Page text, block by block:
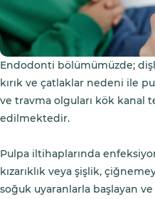
Endodonti bölümümüzde;
kırık ve çatlaklar nedeni ile
ve travma olguları kök kanal
edilmektedir.
Pulpa iltihaplarında
kızarıklık veya şişlik,
soğuk uyaranlarla başlayan